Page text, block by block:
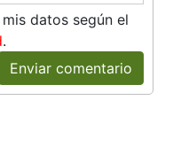
datos según el
.
Enviar comentario